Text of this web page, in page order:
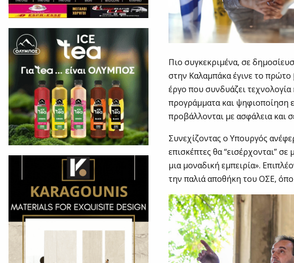
Πιο συγκεκριμένα, σε
στην Καλαμπάκα έγινε το
έργο που συνδυάζει
προγράμματα και ψηφιοποίηση
προβάλλονται με ασφάλεια και
Συνεχίζοντας ο Υπουργός
επισκέπτες θα “εισέρχονται”
μια μοναδική εμπειρία».
την παλιά αποθήκη του ΟΣΕ,